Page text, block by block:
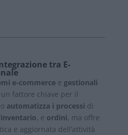
tra E-
e-commercee gestionali
fattore chiave per il
automatizza i processi di
, e ordini, ma offre
e aggiornata dell’attività